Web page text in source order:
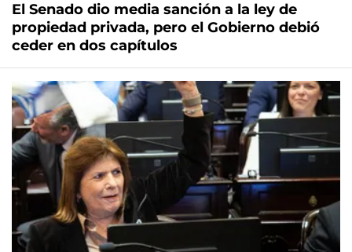
El Senado dio media sanción a la ley de
propiedad privada, pero el Gobierno debió
ceder en dos capítulos